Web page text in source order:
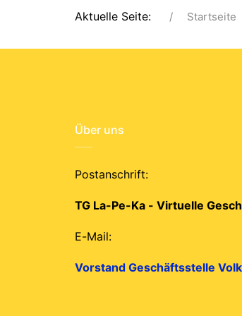
Aktuelle Seite: Startseite
Über uns
Postanschrift:
TG La-Pe-Ka - Virtuelle
E-Mail:
Vorstand Geschäftsstelle